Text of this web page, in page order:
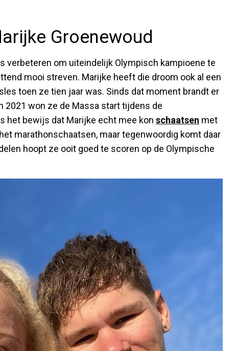
Groenewoud
verbeteren om uiteindelijk Olympisch kampioene te
mooi streven. Marijke heeft die droom ook al een
toen ze tien jaar was. Sinds dat moment brandt er
2021 won ze de Massa start tijdens de
het bewijs dat Marijke echt mee kon schaatsen met
marathonschaatsen, maar tegenwoordig komt daar
hoopt ze ooit goed te scoren op de Olympische